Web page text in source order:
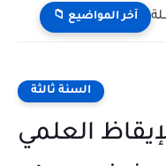
📁 آخر المواضيع
السنة ثالثة
العلمي